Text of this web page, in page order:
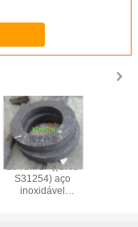
254SMO* ((UNS
S31254) aço
inoxidável